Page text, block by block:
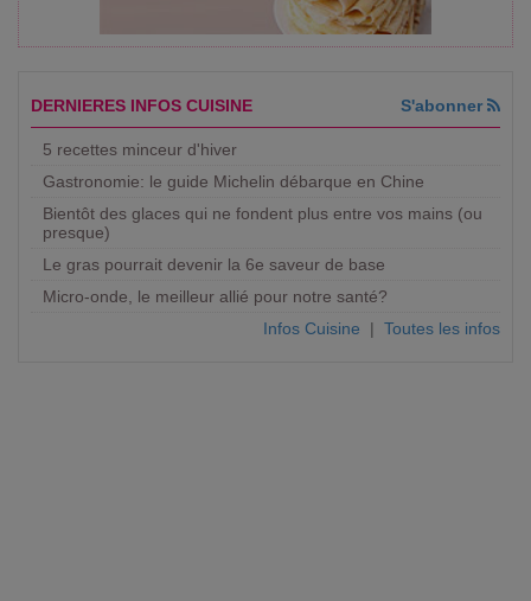
DERNIERES INFOS CUISINE S'abonner
5 recettes minceur d'hiver
Gastronomie: le guide Michelin débarque en Chine
Bientôt des glaces qui ne fondent plus entre vos mains (ou
presque)
Le gras pourrait devenir la 6e saveur de base
Micro-onde, le meilleur allié pour notre santé?
Infos Cuisine | Toutes les infos